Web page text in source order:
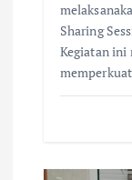
Sharing
Kegiatan